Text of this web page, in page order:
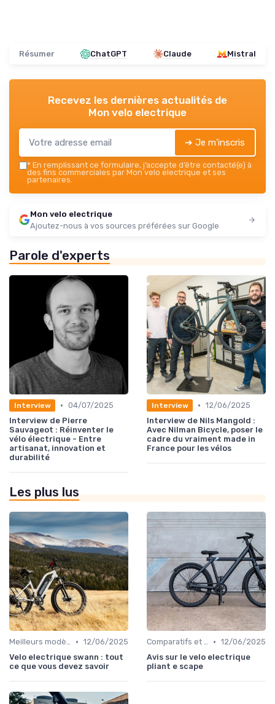
Résumer ChatGPT Claude Mistral
Recevez les dernières actualités de
Mon velo electrique
➔ Je m'inscris
* En remplissant ce formulaire, j’accepte d’être contacté(e) à
des fins commerciales par Mon velo electrique et ses
partenaires.
Mon velo electrique
Ajoutez-nous à vos sources préférées sur Google
Parole d'experts
Interview • 04/07/2025
Interview de Pierre
Sauvageot : Réinventer le
vélo électrique - Entre
artisanat, innovation et
durabilité
Interview • 12/06/2025
Interview de Nils Mangold :
Avec Nilman Bicycle, poser le
cadre du vraiment made in
France pour les vélos
Les plus lus
Meilleurs modèles et marques • 12/06/2025
Velo electrique swann : tout
ce que vous devez savoir
Comparatifs et tests de vélos électriques • 12/06/2025
Avis sur le velo electrique
pliant e scape